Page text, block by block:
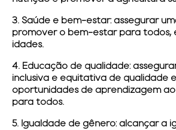
3. Saúde e bem-estar: assegurar
promover o bem-estar para todos,
idades.
4. Educação de qualidade:
inclusiva e equitativa de qualidade
oportunidades de aprendizagem
para todos.
5. Igualdade de gênero: alcançar a